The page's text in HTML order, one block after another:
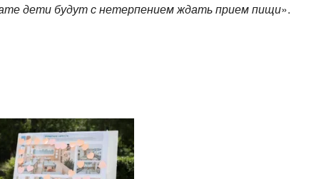
дети будут с нетерпением ждать прием пищи».